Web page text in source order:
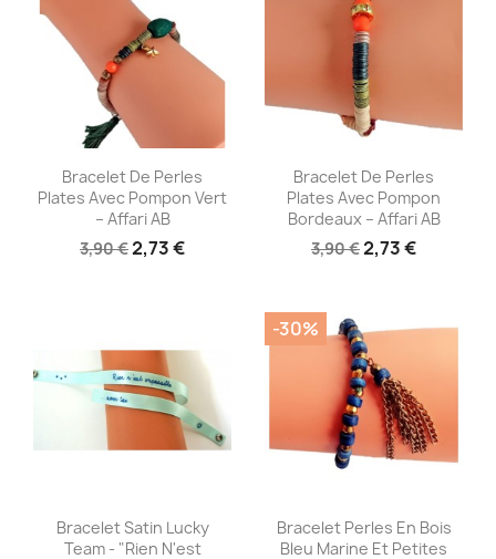
Aperçu rapide
Bracelet De Perles
Plates Avec Pompon Vert
– Affari AB
3,90 €2,73 €
Aperçu rapide
Bracelet De Perles
Plates Avec Pompon
Bordeaux – Affari AB
3,90 €2,73 €
Aperçu rapide
Bracelet Satin Lucky
Team - "Rien N'est
Aperçu rapide
Bracelet Perles En Bois
Bleu Marine Et Petites
-30%